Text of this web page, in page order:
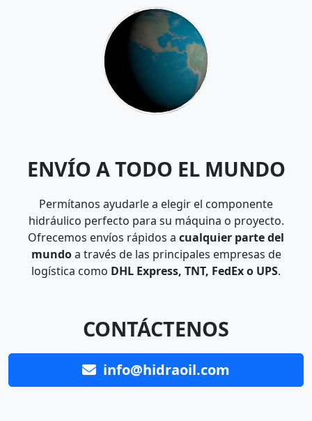
ENVÍO A TODO EL MUNDO
Permítanos ayudarle a elegir el componente
hidráulico perfecto para su máquina o proyecto.
Ofrecemos envíos rápidos a cualquier parte del
mundoa través de las principales empresas de
logística como DHL Express, TNT, FedEx o UPS.
CONTÁCTENOS
info@hidraoil.com